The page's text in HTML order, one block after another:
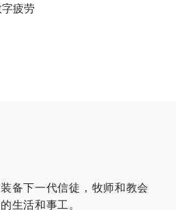
疲劳
备下一代信徒，牧师和教会
生活和事工。